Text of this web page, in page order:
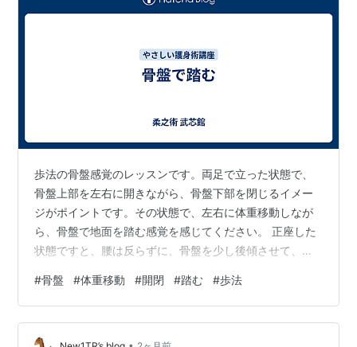
歩法の骨盤感覚のレッスンです。両足で立った状態で、
骨盤上部を左右に開きながら、骨盤下部を閉じるイメー
ジがポイントです。その状態で、左右に体重移動しなが
ら、骨盤で地面を踏む感覚を感じてください。 正座した
状態ですと、腰は反らずに、骨盤を少し後傾させて、お
の筋肉を伸ばしてストレッチ。骨盤の開閉をしながら体
幹の筋肉を感じてください。
#骨盤 #体重移動 #開閉 #踏む #歩法